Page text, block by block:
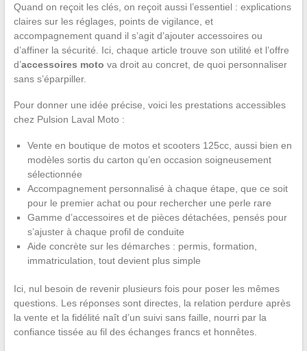
Quand on reçoit les clés, on reçoit aussi l’essentiel : explications
claires sur les réglages, points de vigilance, et
accompagnement quand il s’agit d’ajouter accessoires ou
d’affiner la sécurité. Ici, chaque article trouve son utilité et l’offre
d’accessoires moto va droit au concret, de quoi personnaliser
sans s’éparpiller.
Pour donner une idée précise, voici les prestations accessibles
chez Pulsion Laval Moto :
Vente en boutique de motos et scooters 125cc, aussi bien en
modèles sortis du carton qu’en occasion soigneusement
sélectionnée
Accompagnement personnalisé à chaque étape, que ce soit
pour le premier achat ou pour rechercher une perle rare
Gamme d’accessoires et de pièces détachées, pensés pour
s’ajuster à chaque profil de conduite
Aide concrète sur les démarches : permis, formation,
immatriculation, tout devient plus simple
Ici, nul besoin de revenir plusieurs fois pour poser les mêmes
questions. Les réponses sont directes, la relation perdure après
la vente et la fidélité naît d’un suivi sans faille, nourri par la
confiance tissée au fil des échanges francs et honnêtes.